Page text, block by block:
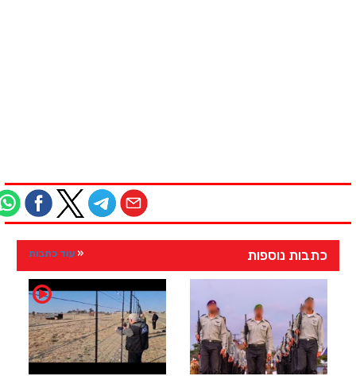
כתבות נוספות עוד כתבות